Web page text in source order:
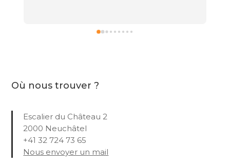
Où nous trouver ?
Escalier du Château 2
2000 Neuchâtel
+41 32 724 73 65
Nous envoyer un mail